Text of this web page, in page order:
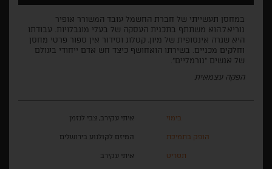
במחסן תעשייתי של חברת החשמל עובד המשורר אופיר
נוריאל.הוא משתתף בתכנית העסקה של בעלי מוגבלויות. עבודתו
היא שגרה אינסופית של מיון, קטלוג וסידור אין ספור פרטי מחסן
וחלקים מכניים. בשירתו הואחושף כיצד חש אדם ייחודי בעולם
של אנשים "נורמליים".
הפקה עצמאית
בימוי איתי עקירב, צבי לנזמן
הופק בתמיכת המיזם לקולנוע בירושלים
תסריט איתי עקירב